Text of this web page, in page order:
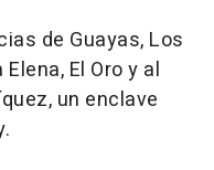
de Guayas, Los
El Oro y al
un enclave